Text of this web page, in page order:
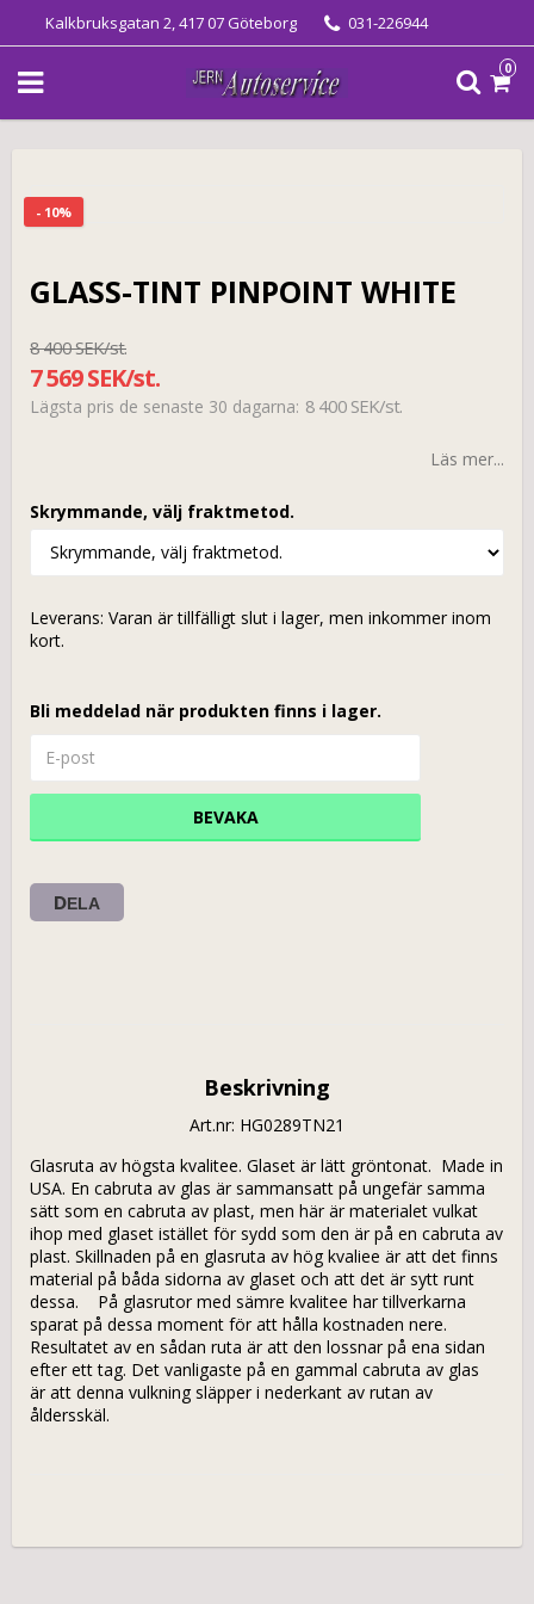
Kalkbruksgatan 2, 417 07 Göteborg 031-226944
0
- 10%
GLASS-TINT PINPOINT WHITE
8 400 SEK/st.
7 569 SEK/st.
Lägsta pris de senaste 30 dagarna 8 400 SEK/st.
Läs mer...
Skrymmande, välj fraktmetod.
Leverans: Varan är tillfälligt slut i lager, men inkommer inom
kort.
Bli meddelad när produkten finns i lager.
BEVAKA
DELA
Beskrivning
Art.nr: HG0289TN21
Glasruta av högsta kvalitee. Glaset är lätt gröntonat.  Made in
USA. En cabruta av glas är sammansatt på ungefär samma
sätt som en cabruta av plast, men här är materialet vulkat
ihop med glaset istället för sydd som den är på en cabruta av
plast. Skillnaden på en glasruta av hög kvaliee är att det finns
material på båda sidorna av glaset och att det är sytt runt
dessa.    På glasrutor med sämre kvalitee har tillverkarna
sparat på dessa moment för att hålla kostnaden nere.
Resultatet av en sådan ruta är att den lossnar på ena sidan
efter ett tag. Det vanligaste på en gammal cabruta av glas
är att denna vulkning släpper i nederkant av rutan av
åldersskäl.